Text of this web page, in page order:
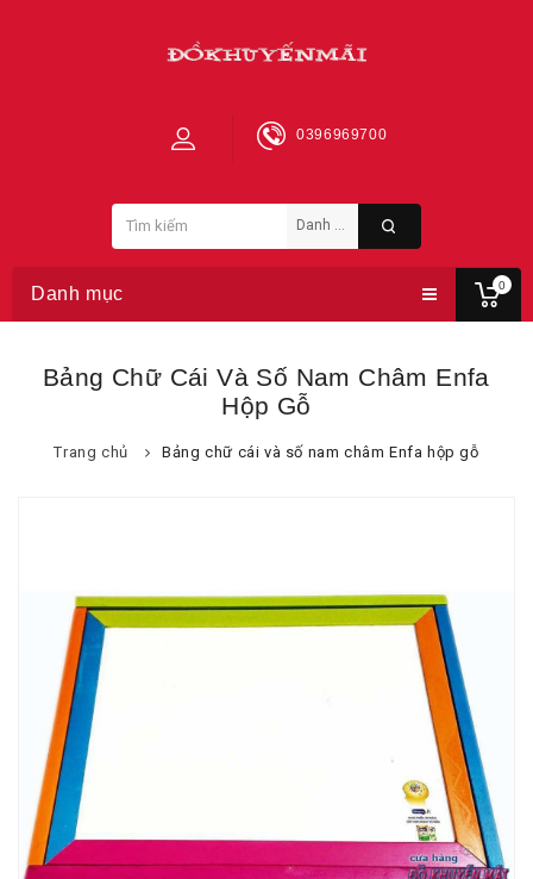
0
0396969700
Danh mục
Bảng Chữ Cái Và Số Nam Châm Enfa
Hộp Gỗ
Trang chủ Bảng chữ cái và số nam châm Enfa hộp gỗ